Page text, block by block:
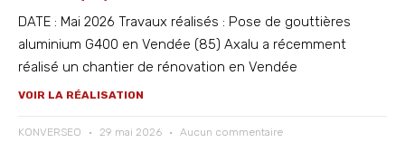
DATE : Mai 2026 Travaux réalisés : Pose de gouttières
aluminium G400 en Vendée (85) Axalu a récemment
réalisé un chantier de rénovation en Vendée
VOIR LA RÉALISATION
KONVERSEO 29 mai 2026 Aucun commentaire